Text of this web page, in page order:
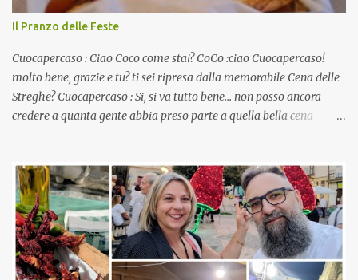
Il Pranzo delle Feste
Cuocapercaso : Ciao Coco come stai? CoCo :ciao Cuocapercaso!
molto bene, grazie e tu? ti sei ripresa dalla memorabile Cena delle
Streghe? Cuocapercaso : Si, si va tutto bene… non posso ancora
credere a quanta gente abbia preso parte a quella bella cena
pranzo, racconta un po'! Perchè io avrò ospiti e cerco degli spunti...
Cuocapercaso : A dire il vero domenica prossima non preparo
nulla perché vado al Pranzo Aziendale di fine anno organizzato dai
mie capi! CoCo : Pranzo aziendale? Una bella idea! Cuocapercaso :
si, è un modo per riunirsi tutti a fine anno e tirare le somme…
naturalmente mangiando tutti insieme, con grande convivialità!